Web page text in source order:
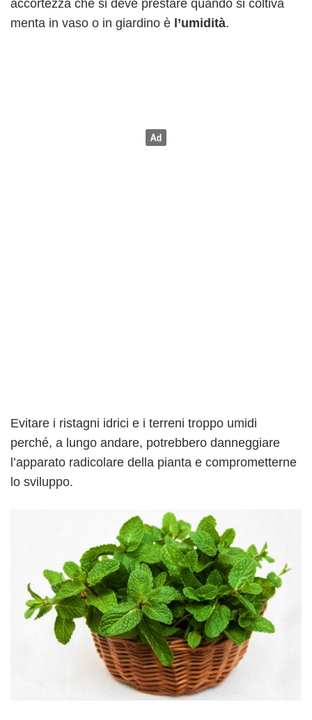
accortezza che si deve prestare quando si coltiva
menta in vaso o in giardino è l’umidità.
Evitare i ristagni idrici e i terreni troppo umidi
perché, a lungo andare, potrebbero danneggiare
l’apparato radicolare della pianta e comprometterne
lo sviluppo.